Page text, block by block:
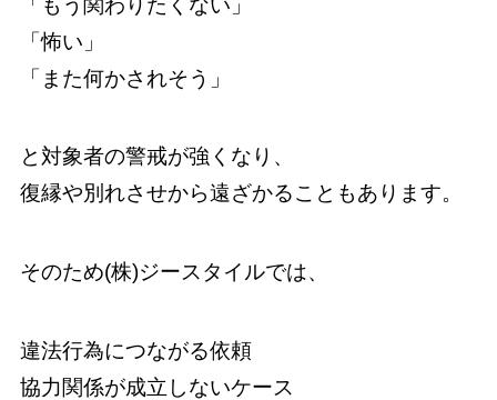
「もう関わりたくない」
「怖い」
「また何かされそう」
と対象者の警戒が強くなり、
復縁や別れさせから遠ざかることもあります。
そのため(株)ジースタイルでは、
違法行為につながる依頼
協力関係が成立しないケース